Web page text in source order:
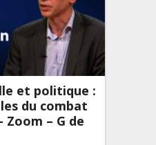
et politique :
du combat
Zoom – G de